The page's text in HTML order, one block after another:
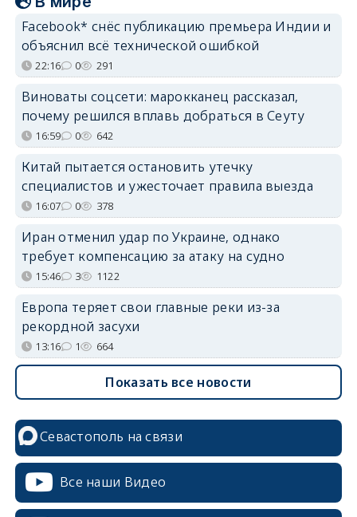
Facebook* снёс публикацию премьера Индии и
объяснил всё технической ошибкой
22:16 0 291
Виноваты соцсети: марокканец рассказал,
почему решился вплавь добраться в Сеуту
16:59 0 642
Китай пытается остановить утечку
специалистов и ужесточает правила выезда
16:07 0 378
Иран отменил удар по Украине, однако
требует компенсацию за атаку на судно
15:46 3 1122
Европа теряет свои главные реки из-за
рекордной засухи
13:16 1 664
Показать все новости
Севастополь на связи
Все наши Видео